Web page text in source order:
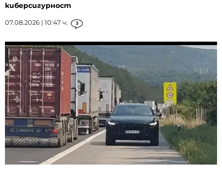
киберсигурност
07.08.2026 | 10:47 ч. 3